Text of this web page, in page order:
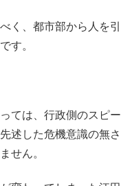
く、都市部から人を引
す。
ては、行政側のスピー
述した危機意識の無さ
せん。